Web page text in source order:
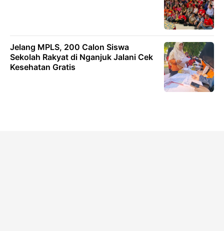
Jelang MPLS, 200 Calon Siswa
Sekolah Rakyat di Nganjuk Jalani Cek
Kesehatan Gratis